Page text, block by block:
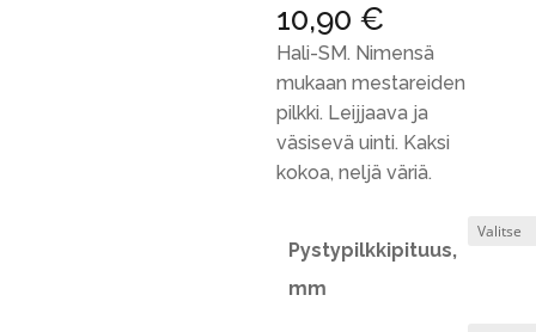
10,90€
Hali-SM. Nimensä
mukaan mestareiden
pilkki. Leijjaava ja
väsisevä uinti. Kaksi
kokoa, neljä väriä.
Pystypilkkipituus,
mm